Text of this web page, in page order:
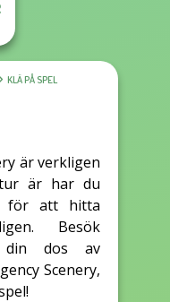
KLÄ PÅ SPEL
är verkligen
är har du
för att hitta
Besök
din dos av
Scenery,